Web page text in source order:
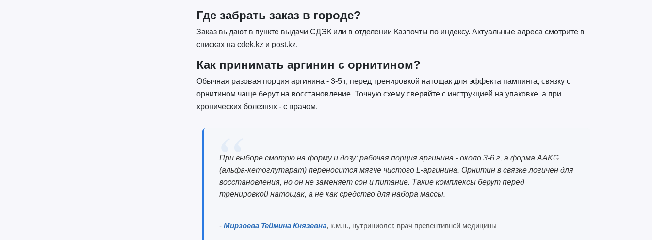
Где забрать заказ в городе?
Заказ выдают в пункте выдачи СДЭК или в отделении Казпочты по индексу. Актуальные адреса смотрите в
списках на cdek.kz и post.kz.
Как принимать аргинин с орнитином?
Обычная разовая порция аргинина - 3-5 г, перед тренировкой натощак для эффекта пампинга, связку с
орнитином чаще берут на восстановление. Точную схему сверяйте с инструкцией на упаковке, а при
хронических болезнях - с врачом.
При выборе смотрю на форму и дозу: рабочая порция аргинина - около 3-6 г, а форма AAKG
(альфа-кетоглутарат) переносится мягче чистого L-аргинина. Орнитин в связке логичен для
восстановления, но он не заменяет сон и питание. Такие комплексы берут перед
тренировкой натощак, а не как средство для набора массы.
-Мирзоева Теймина Князевна, к.м.н., нутрициолог, врач превентивной медицины